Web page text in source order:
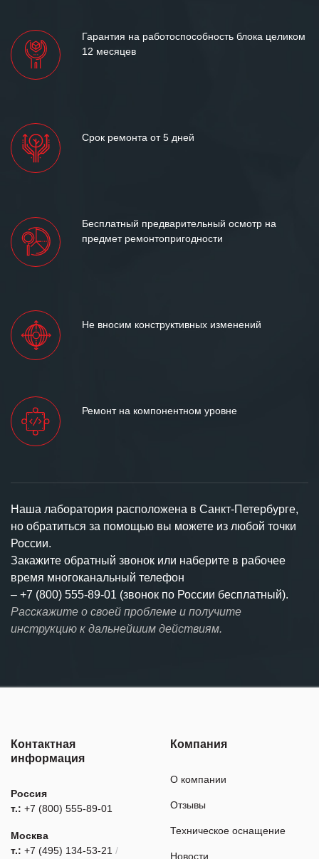
Гарантия на работоспособность блока целиком
12 месяцев
Срок ремонта от 5 дней
Бесплатный предварительный осмотр на
предмет ремонтопригодности
Не вносим конструктивных изменений
Ремонт на компонентном уровне
Наша лаборатория расположена в Санкт-Петербурге,
но обратиться за помощью вы можете из любой точки
России.
Закажите обратный звонок или наберите в рабочее
время многоканальный телефон
– +7 (800) 555-89-01 (звонок по России бесплатный).
Расскажите о своей проблеме и получите
инструкцию к дальнейшим действиям.
Контактная
информация
Россия
т.: +7 (800) 555-89-01
Москва
т.: +7 (495) 134-53-21 /
Компания
О компании
Отзывы
Техническое оснащение
Новости